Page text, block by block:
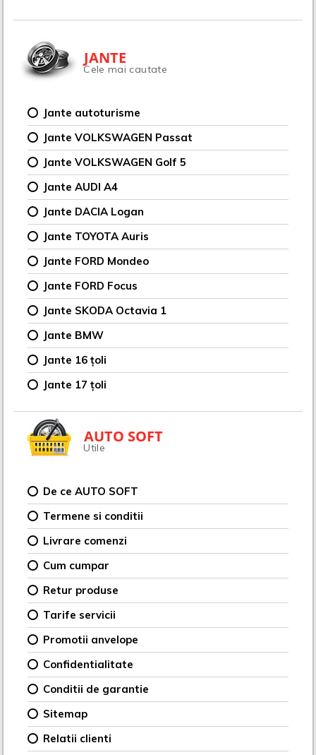
JANTE
Cele mai cautate
Jante autoturisme
Jante VOLKSWAGEN Passat
Jante VOLKSWAGEN Golf 5
Jante AUDI A4
Jante DACIA Logan
Jante TOYOTA Auris
Jante FORD Mondeo
Jante FORD Focus
Jante SKODA Octavia 1
Jante BMW
Jante 16 țoli
Jante 17 țoli
AUTO SOFT
Utile
De ce AUTO SOFT
Termene si conditii
Livrare comenzi
Cum cumpar
Retur produse
Tarife servicii
Promotii anvelope
Confidentialitate
Conditii de garantie
Sitemap
Relatii clienti